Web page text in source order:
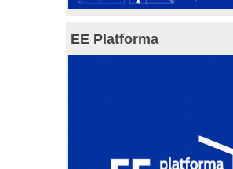
EE Platforma